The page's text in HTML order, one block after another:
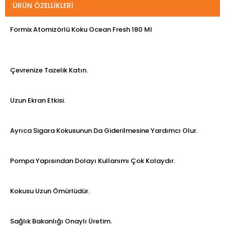
ÜRÜN ÖZELLIKLERI
Formix Atomizörlü Koku Ocean Fresh 180 Ml
Çevrenize Tazelik Katın.
Uzun Ekran Etkisi.
Ayrıca Sigara Kokusunun Da Giderilmesine Yardımcı Olur.
Pompa Yapısından Dolayı Kullanımı Çok Kolaydır.
Kokusu Uzun Ömürlüdür.
Sağlık Bakanlığı Onaylı Üretim.